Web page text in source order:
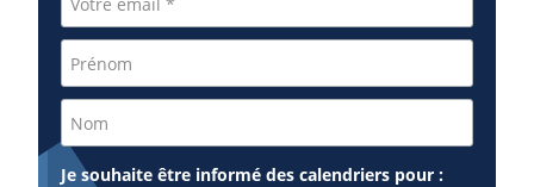
Je souhaite être informé des calendriers pour :